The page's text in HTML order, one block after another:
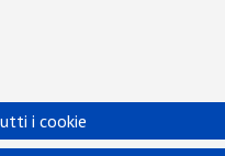
i cookie